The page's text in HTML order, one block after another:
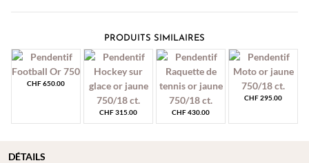
PRODUITS SIMILAIRES
CHF650.00
CHF315.00 CHF430.00
CHF295.00
DÉTAILS